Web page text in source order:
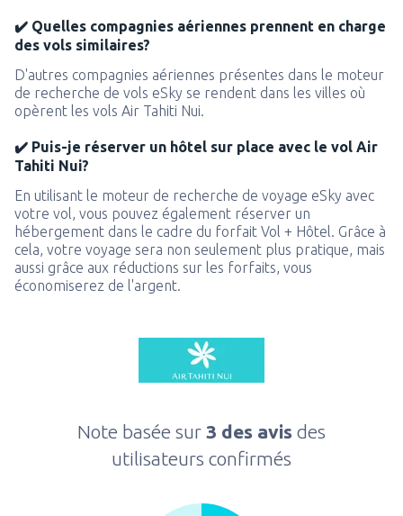
✔️ Quelles compagnies aériennes prennent en charge
des vols similaires?
D'autres compagnies aériennes présentes dans le moteur
de recherche de vols eSky se rendent dans les villes où
opèrent les vols Air Tahiti Nui.
✔️ Puis-je réserver un hôtel sur place avec le vol Air
Tahiti Nui?
En utilisant le moteur de recherche de voyage eSky avec
votre vol, vous pouvez également réserver un
hébergement dans le cadre du forfait Vol + Hôtel. Grâce à
cela, votre voyage sera non seulement plus pratique, mais
aussi grâce aux réductions sur les forfaits, vous
économiserez de l'argent.
Note basée sur 3 des avis des
utilisateurs confirmés